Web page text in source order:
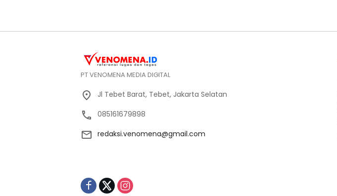
PT VENOMENA MEDIA DIGITAL
Jl Tebet Barat, Tebet, Jakarta Selatan
085161679898
redaksi.venomena@gmail.com